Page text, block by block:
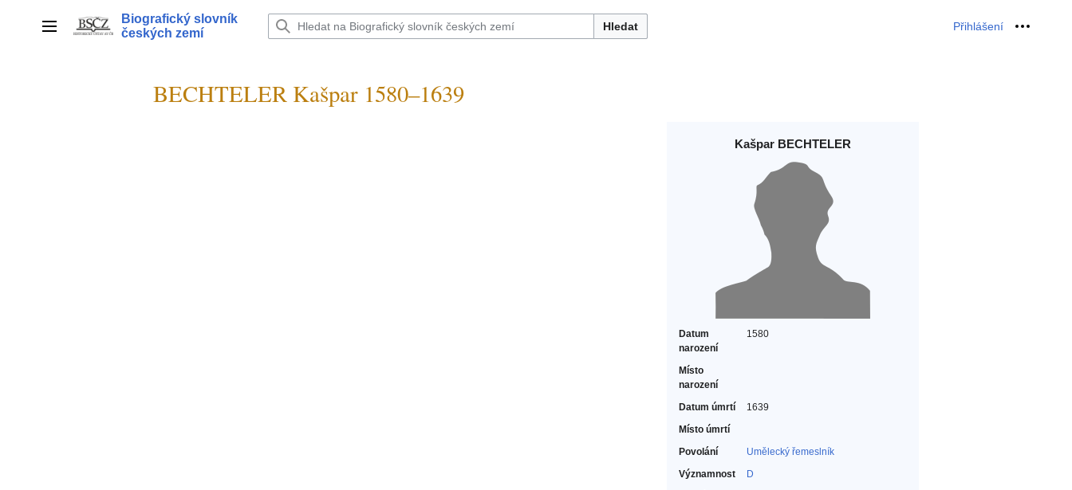
Hlavní menu
Biografický slovník
českých zemí
Hledat Přihlášení Osobní
BECHTELER Kašpar 1580–1639
Kašpar BECHTELER
Datum
narození
1580
Místo
narození
Datum úmrtí
1639
Místo úmrtí
Povolání
Umělecký řemeslník‎
Významnost
D